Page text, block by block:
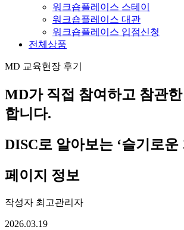
워크숍플레이스 스테이
워크숍플레이스 대관
워크숍플레이스 입점신청
전체상품
MD 교육현장 후기
MD가 직접 참여하고 참관
합니다.
DISC로 알아보는 ‘슬기로운
페이지 정보
작성자 최고관리자
2026.03.19